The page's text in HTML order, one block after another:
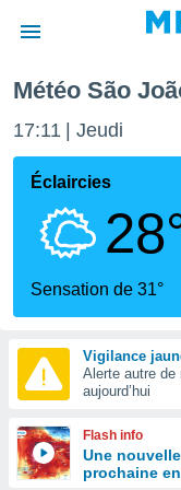
de
Météo São
17:11 Jeudi
Éclaircies
Sensation de 31°
Vigilance
Alerte autre de
aujourd’hui
Flash info
Une
prochaine